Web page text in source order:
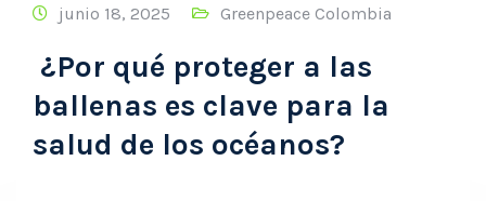
junio 18, 2025 Greenpeace Colombia
¿Por qué proteger a las
ballenas es clave para la
salud de los océanos?